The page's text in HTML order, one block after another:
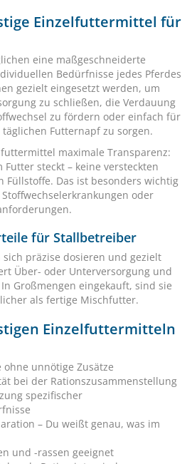
Einzelfuttermittel für
eine maßgeschneiderte
Bedürfnisse jedes Pferdes
gezielt eingesetzt werden, um
zu schließen, die Verdauung
zu fördern oder einfach für
Futternapf zu sorgen.
maximale Transparenz:
steckt – keine versteckten
Füllstoffe. Das ist besonders wichtig
oder
für Stallbetreiber
sich präzise dosieren und gezielt
Über- oder Unterversorgung und
Großmengen eingekauft, sind sie
als fertige Mischfutter.
Einzelfuttermitteln
ohne unnötige Zusätze
bei der Rationszusammenstellung
spezifischer
– Du weißt genau, was im
und -rassen geeignet